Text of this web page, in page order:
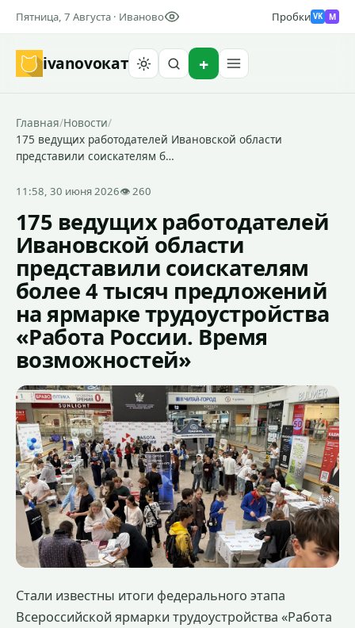
Пятница, 7 Августа · Иваново Пробки VK M
ivanovoкат
Главная/Новости/
175 ведущих работодателей Ивановской области
представили соискателям б…
11:58, 30 июня 2026👁 260
175 ведущих работодателей
Ивановской области
представили соискателям
более 4 тысяч предложений
на ярмарке трудоустройства
«Работа России. Время
возможностей»
Стали известны итоги федерального этапа
Всероссийской ярмарки трудоустройства «Работа